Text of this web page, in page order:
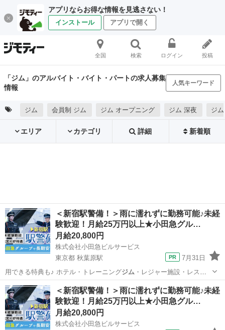
アプリならお得な情報を見逃さない！
インストール アプリで開く
全国 検索 ログイン 投稿
「ジム」のアルバイト・バイト・パートの求人募集
情報
人気キーワード
ジム 会員制 ジム ジム オープニング ジム 深夜 ジ
エリア カテゴリ 詳細 新着順
＜新宿駅警備！＞雨に濡れずに勤務可能♪未経
験歓迎！月給25万円以上★小田急グル…
月給20,800円
株式会社小田急ビルサービス
東京都 秋葉原駅
7月31日
用できる特典も♪ ホテル・トレーニングジム ・レジャー施設・レスト
ラン・ショッピン…
東京 千代田区 秋葉原駅 警備員 モデル
＜新宿駅警備！＞雨に濡れずに勤務可能♪未経
験歓迎！月給25万円以上★小田急グル…
月給20,800円
株式会社小田急ビルサービス